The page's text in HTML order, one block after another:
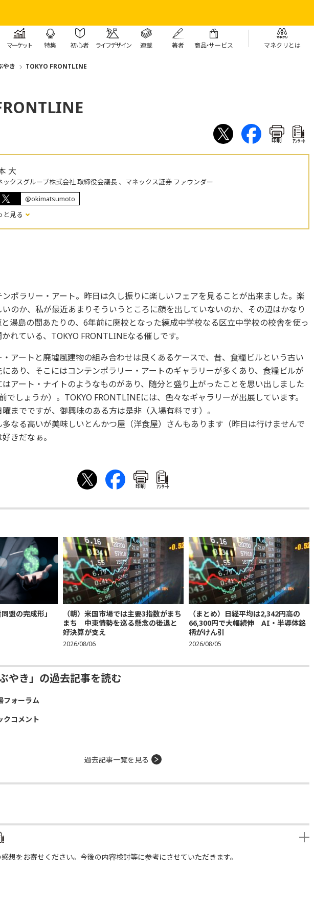
マーケット 特集 初心者 ライフデザイン 連載 著者 商品・サービス マネクリとは
やき TOKYO FRONTLINE
印刷 ｱﾝｹｰﾄ
大
ックスグループ株式会社 取締役会議長 、マネックス証券 ファウンダー
@okimatsumoto
と見る
ポラリー・アート。昨日は久し振りに楽しいフェアを見ることが出来ました。楽
いのか、私が最近あまりそういうところに顔を出していないのか、その辺はかなり
湯島の間あたりの、6年前に廃校となった練成中学校なる区立中学校の校舎を使っ
れている、TOKYO FRONTLINEなる催しです。
アートと廃墟風建物の組み合わせは良くあるケースで、昔、食糧ビルという古い
にあり、そこにはコンテンポラリー・アートのギャラリーが多くあり、食糧ビルが
アート・ナイトのようなものがあり、随分と盛り上がったことを思い出しました
でしょうか）。TOKYO FRONTLINEには、色々なギャラリーが出展しています。
までですが、御興味のある方は是非（入場有料です）。
なる高いが美味しいとんかつ屋（洋食屋）さんもあります（昨日は行けませんで
きだなぁ。
印刷 ｱﾝｹｰﾄ
盟の完成形」
（朝）米国市場では主要3指数がまち
まち 中東情勢を巡る懸念の後退と
好決算が支え
2026/08/06
（まとめ）日経平均は2,342円高の
66,300円で大幅続伸 AI・半導体銘
柄がけん引
2026/08/05
やき」の過去記事を読む
フォーラム
クコメント
過去記事一覧を見る
想をお寄せください。今後の内容検討等に参考にさせていただきます。